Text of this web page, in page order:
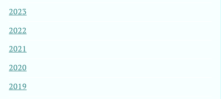
2023
2022
2021
2020
2019